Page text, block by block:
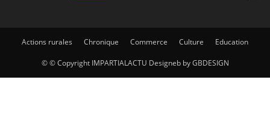
Actions rurales Chronique Commerce Culture Education
© © Copyright IMPARTIALACTU Designeb by GBDESIGN